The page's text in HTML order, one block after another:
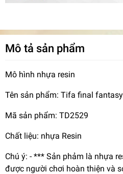
Mô tả sản phẩm
Mô hình nhựa resin
Tên sản phẩm: Tifa final
Mã sản phẩm: TD2529
Chất liệu: nhựa Resin
Chú ý: - *** Sản phảm là nhựa
được người chơi hoàn thiện và